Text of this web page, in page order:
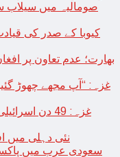
کیوبا کے صدر کی
بھارت؛ عدم تعاون پر
غزہ: “آپ مجھے چھوڑ
غزہ: 49 دن
نئی دہلی میں
سعودی عرب میں